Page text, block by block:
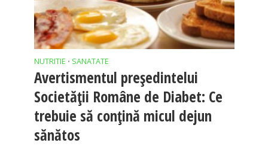
NUTRITIE • SANATATE
Avertismentul președintelui
Societății Române de Diabet: Ce
trebuie să conţină micul dejun
sănătos